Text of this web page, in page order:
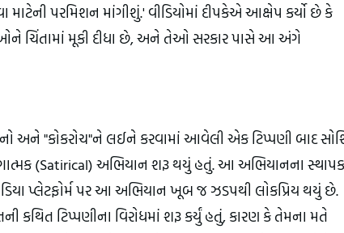
પરમિશન માંગીશું.' વીડિયોમાં દીપકેએ આક્ષેપ કર્યો છે કે
ચિંતામાં મૂકી દીધા છે, અને તેઓ સરકાર પાસે આ અંગે
અને "કોકરોચ"ને લઈને કરવામાં આવેલી એક ટિપ્પણી બાદ
(Satirical) અભિયાન શરૂ થયું હતું. આ અભિયાનના સ્થાપક
પ્લેટફોર્મ પર આ અભિયાન ખૂબ જ ઝડપથી લોકપ્રિય થયું છે.
ટિપ્પણીના વિરોધમાં શરૂ કર્યું હતું, કારણ કે તેમના મતે